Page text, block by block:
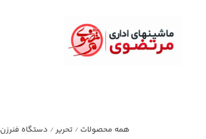
همه محصولات / تحریر / دستگاه فنرزن